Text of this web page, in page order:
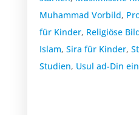
Muhammad Vorbild,
für Kinder, Religiöse
Islam, Sira für Kinder,
Studien, Usul ad-Din